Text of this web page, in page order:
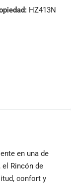
HZ413N
en una de
el Rincón de
confort y